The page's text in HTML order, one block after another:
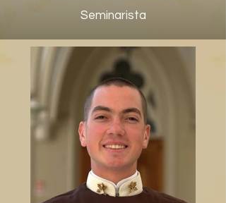
Seminarista